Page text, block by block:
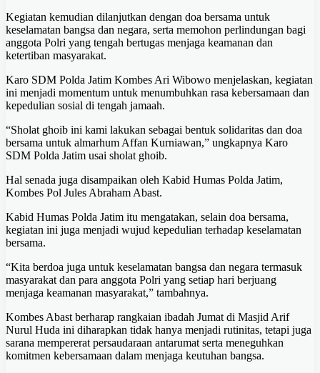
Kegiatan kemudian dilanjutkan dengan doa bersama untuk
keselamatan bangsa dan negara, serta memohon perlindungan bagi
anggota Polri yang tengah bertugas menjaga keamanan dan
ketertiban masyarakat.
Karo SDM Polda Jatim Kombes Ari Wibowo menjelaskan, kegiatan
ini menjadi momentum untuk menumbuhkan rasa kebersamaan dan
kepedulian sosial di tengah jamaah.
“Sholat ghoib ini kami lakukan sebagai bentuk solidaritas dan doa
bersama untuk almarhum Affan Kurniawan,” ungkapnya Karo
SDM Polda Jatim usai sholat ghoib.
Hal senada juga disampaikan oleh Kabid Humas Polda Jatim,
Kombes Pol Jules Abraham Abast.
Kabid Humas Polda Jatim itu mengatakan, selain doa bersama,
kegiatan ini juga menjadi wujud kepedulian terhadap keselamatan
bersama.
“Kita berdoa juga untuk keselamatan bangsa dan negara termasuk
masyarakat dan para anggota Polri yang setiap hari berjuang
menjaga keamanan masyarakat,” tambahnya.
Kombes Abast berharap rangkaian ibadah Jumat di Masjid Arif
Nurul Huda ini diharapkan tidak hanya menjadi rutinitas, tetapi juga
sarana mempererat persaudaraan antarumat serta meneguhkan
komitmen kebersamaan dalam menjaga keutuhan bangsa.